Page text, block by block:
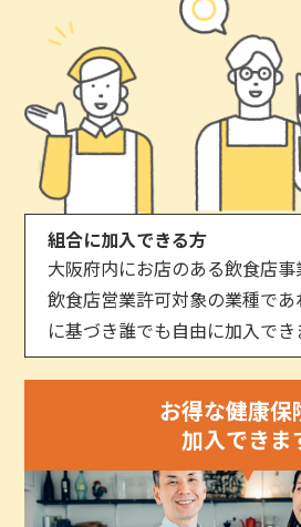
組合に加入できる方
大阪府内にお店のある飲食店
飲食店営業許可対象の業種で
に基づき誰でも自由に加入でき
お得な健康保
加入できま